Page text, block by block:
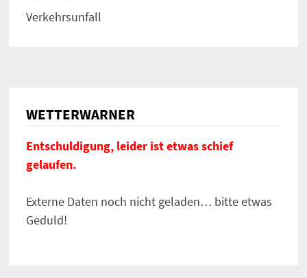
Verkehrsunfall
WETTERWARNER
Entschuldigung, leider ist etwas schief
gelaufen.
Externe Daten noch nicht geladen… bitte etwas
Geduld!